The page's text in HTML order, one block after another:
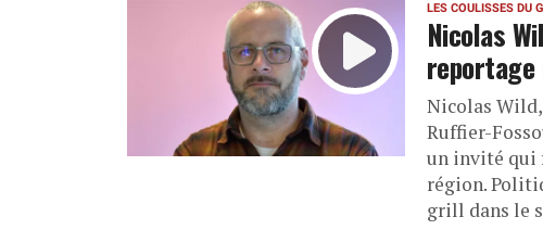
LES COULISSES DU
Nicolas
reportage
Nicolas
Ruffier-
un invité qui
région.
grill dans le